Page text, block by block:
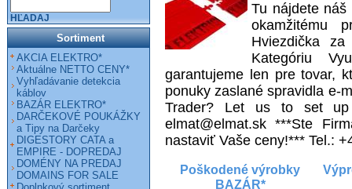
Tu nájdete
okamžitému
Hviezdička za
Kategóriu
garantujeme len pre tovar,
ponuky zaslané spravidla e-
Trader? Let us to set up
elmat@elmat.sk ***Ste
nastaviť Vaše ceny!*** Tel.:
Poškodené výrobky
BAZÁR*
HĽADAJ
Sortiment
AKCIA ELEKTRO*
Aktuálne NETTO CENY*
Vyhľadávanie detekcia
káblov
BAZÁR ELEKTRO*
DARČEKOVÉ POUKÁŽKY
a Tipy na Darčeky
DIGESTORY CATA a
EMPIRE - DOPREDAJ
DOMÉNY NA PREDAJ
DOMAINS FOR SALE